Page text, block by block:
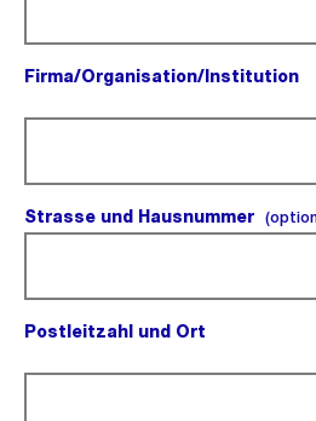
Firma/Organisation/Institution
Strasse und Hausnummer
Postleitzahl und Ort